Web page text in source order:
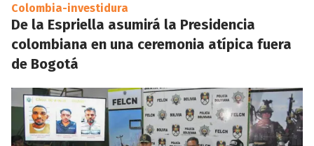
Colombia-investidura
De la Espriella asumirá la Presidencia
colombiana en una ceremonia atípica fuera
de Bogotá